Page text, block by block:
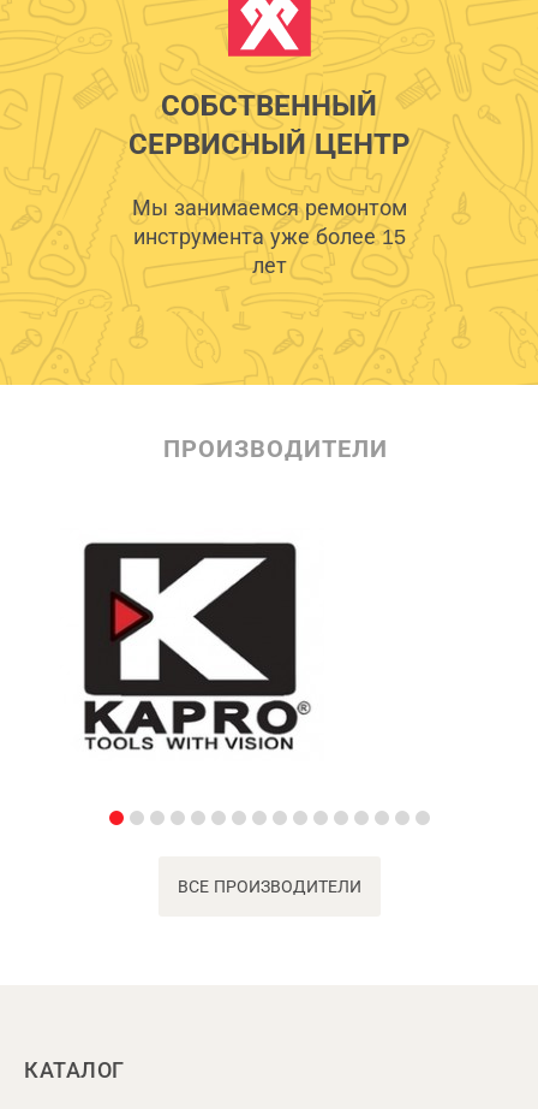
СОБСТВЕННЫЙ
СЕРВИСНЫЙ ЦЕНТР
Мы занимаемся ремонтом
инструмента уже более 15
лет
ПРОИЗВОДИТЕЛИ
ВСЕ ПРОИЗВОДИТЕЛИ
КАТАЛОГ